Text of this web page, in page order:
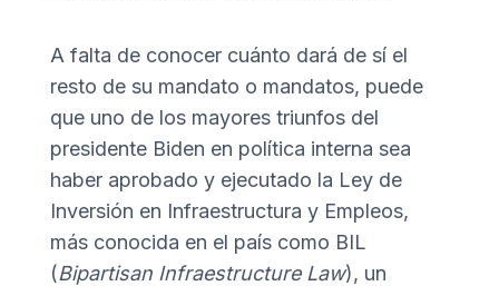
A falta de conocer cuánto dará de sí el
resto de su mandato o mandatos, puede
que uno de los mayores triunfos del
presidente Biden en política interna sea
haber aprobado y ejecutado la Ley de
Inversión en Infraestructura y Empleos,
más conocida en el país como BIL
(Bipartisan Infraestructure Law), un